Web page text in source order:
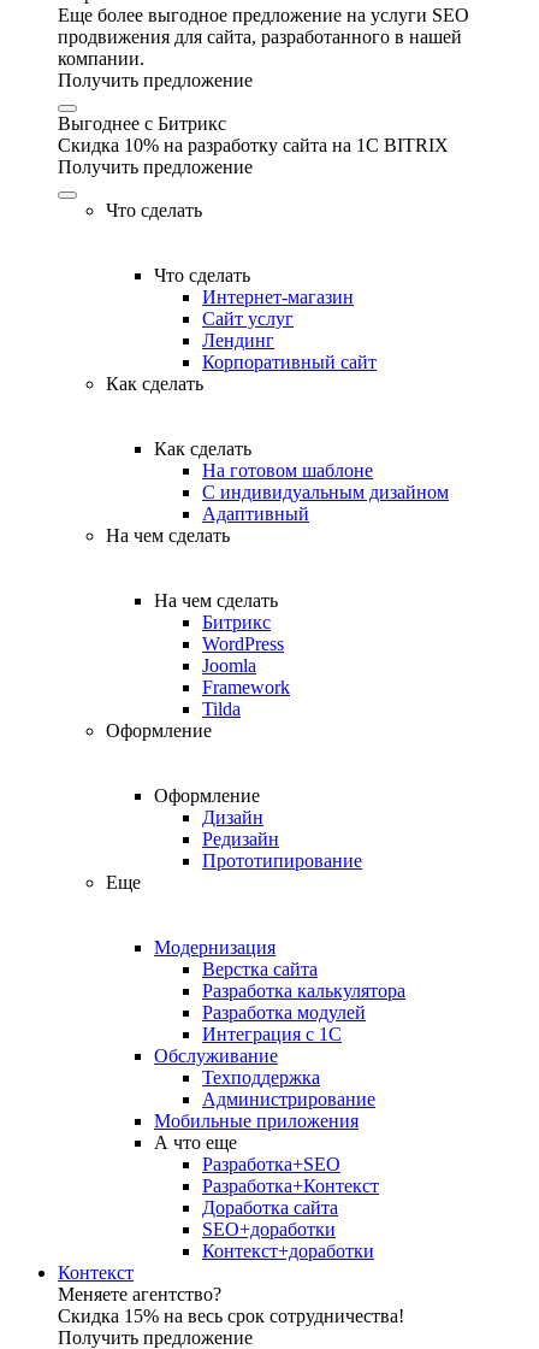
Еще более выгодное предложение на услуги SEO
продвижения для сайта, разработанного в нашей
компании.
Получить предложение
Выгоднее с Битрикс
Скидка 10% на разработку сайта на 1C BITRIX
Получить предложение
Что сделать
Что сделать
Интернет-магазин
Сайт услуг
Лендинг
Корпоративный сайт
Как сделать
Как сделать
На готовом шаблоне
С индивидуальным дизайном
Адаптивный
На чем сделать
На чем сделать
Битрикс
WordPress
Joomla
Framework
Tilda
Оформление
Оформление
Дизайн
Редизайн
Прототипирование
Еще
Модернизация
Верстка сайта
Разработка калькулятора
Разработка модулей
Интеграция с 1С
Обслуживание
Техподдержка
Администрирование
Мобильные приложения
А что еще
Разработка+SEO
Разработка+Контекст
Доработка сайта
SEO+доработки
Контекст+доработки
Контекст
Меняете агентство?
Скидка 15% на весь срок сотрудничества!
Получить предложение